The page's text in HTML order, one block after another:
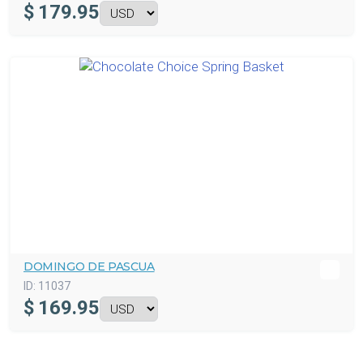
$ 179.95
DOMINGO DE PASCUA
ID: 11037
$ 169.95